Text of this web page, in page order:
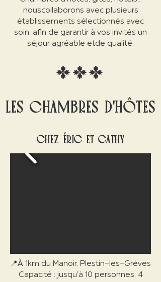
nouscollaborons avec plusieurs
établissements sélectionnés avec
soin, afin de garantir à vos invités un
séjour agréable etde qualité.
LES CHAMBRES D'HÔTES
CHEZ ÉRIC ET CATHY
📍À 1km du Manoir, Plestin-les-Grèves
Capacité : jusqu'à 10 personnes, 4